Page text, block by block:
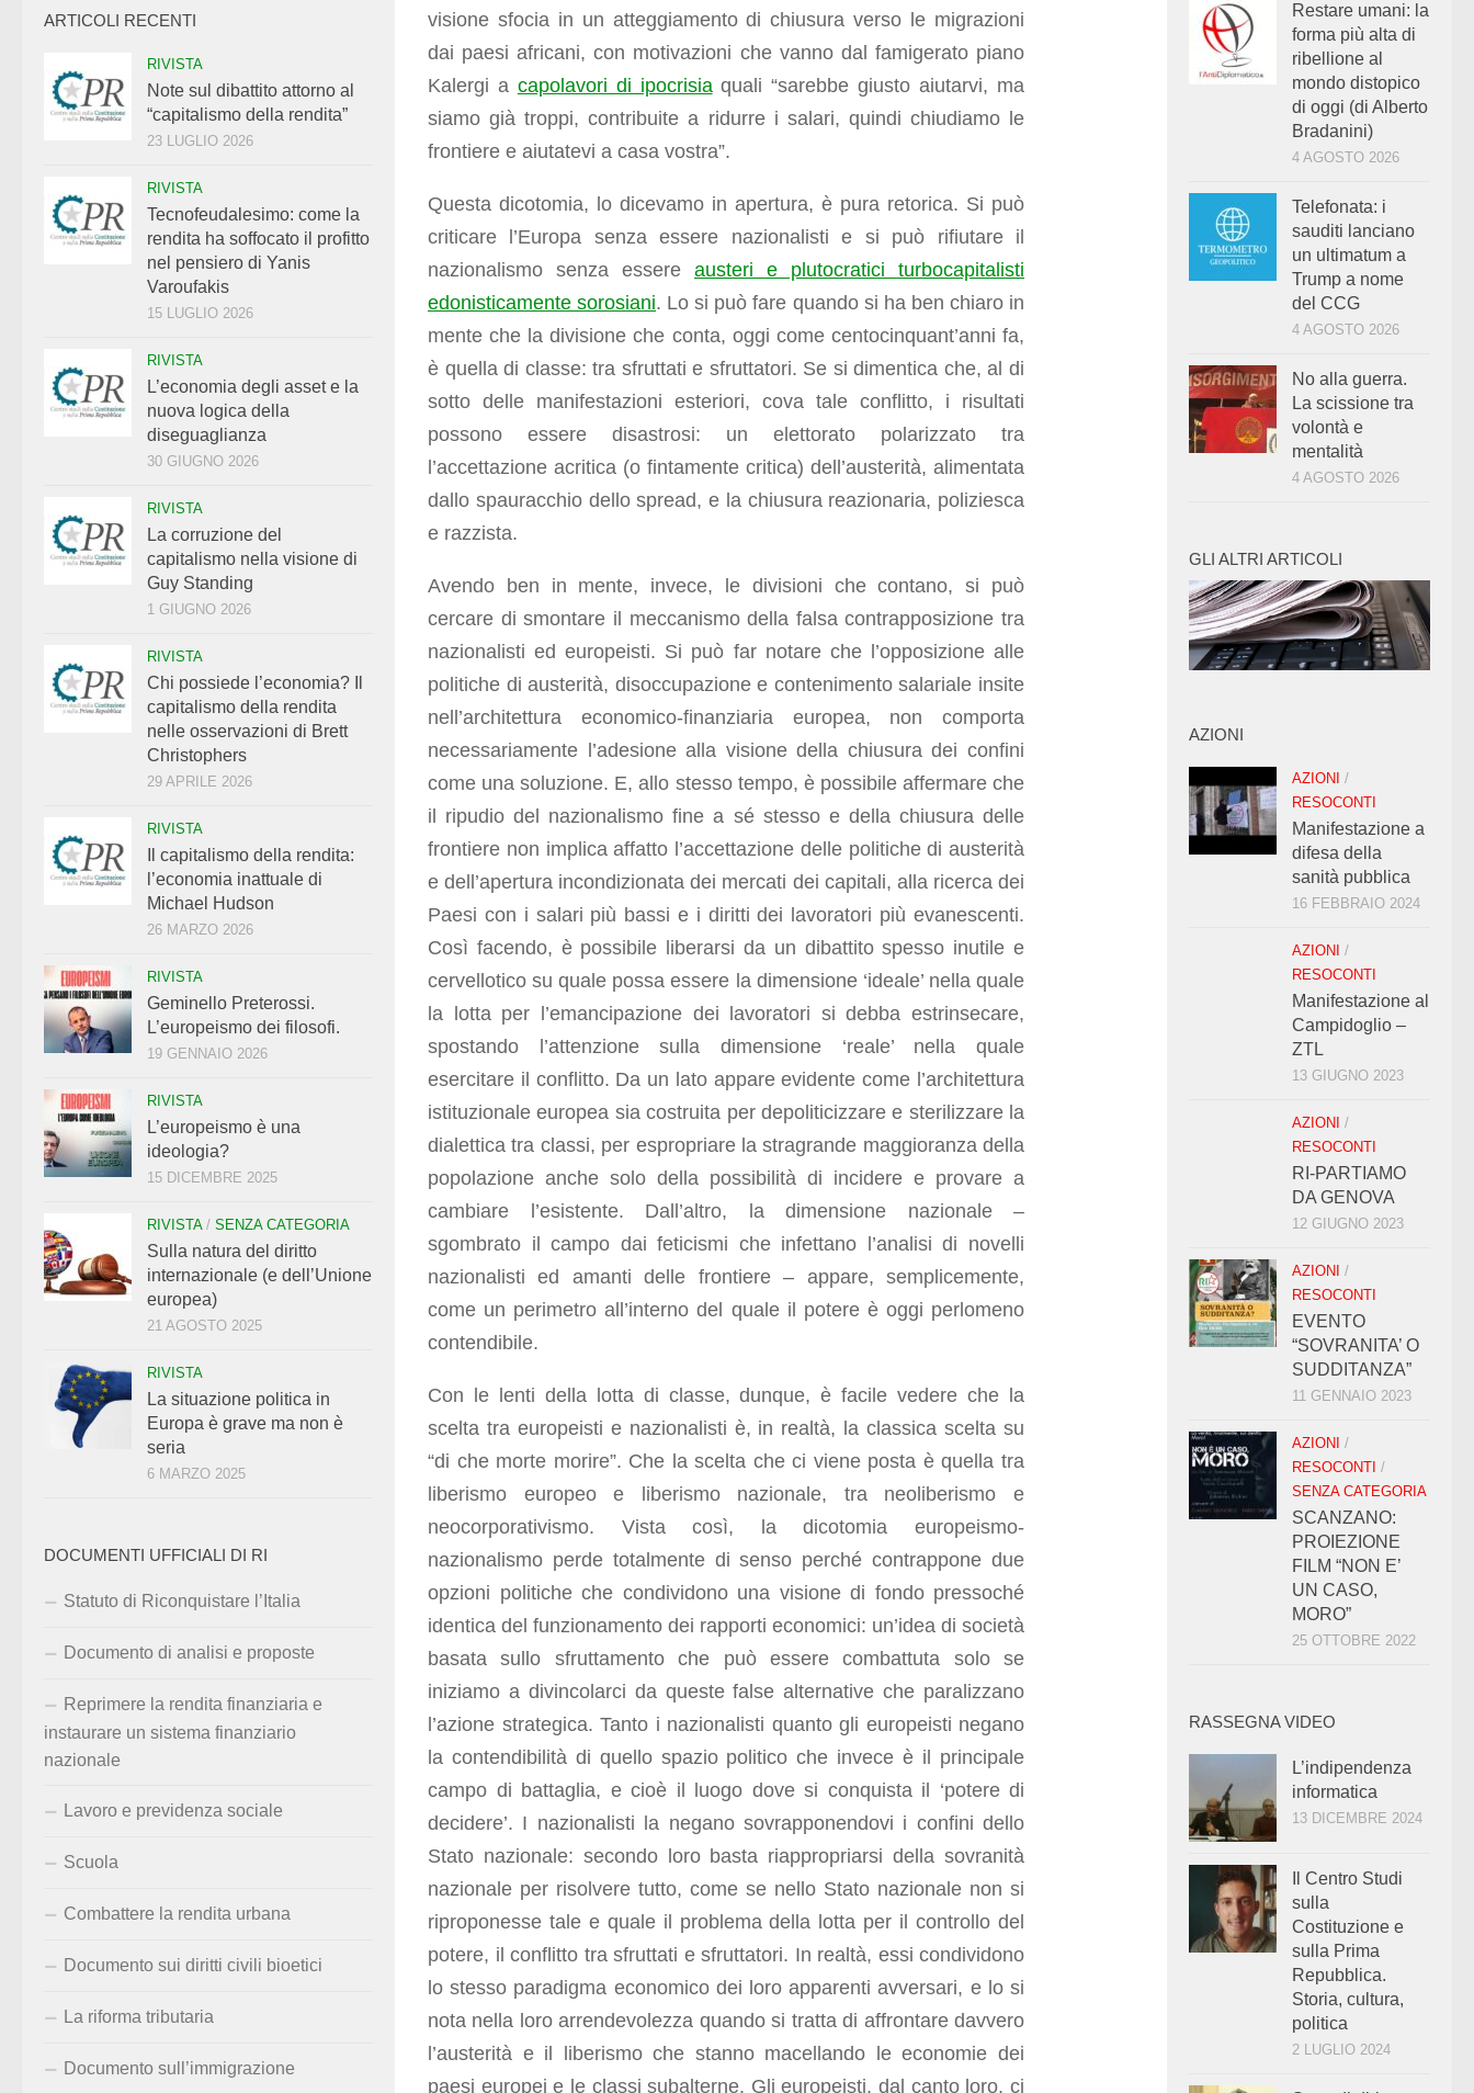
visione sfocia in un atteggiamento di chiusura verso le migrazioni
dai paesi africani, con motivazioni che vanno dal famigerato piano
Kalergi a capolavori di ipocrisiaquali “sarebbe giusto aiutarvi, ma
siamo già troppi, contribuite a ridurre i salari, quindi chiudiamo le
frontiere e aiutatevi a casa vostra”.
Questa dicotomia, lo dicevamo in apertura, è pura retorica. Si può
criticare l’Europa senza essere nazionalisti e si può rifiutare il
nazionalismo senza essere austeri e plutocratici turbocapitalisti
edonisticamente sorosiani. Lo si può fare quando si ha ben chiaro in
mente che la divisione che conta, oggi come centocinquant’anni fa,
è quella di classe: tra sfruttati e sfruttatori. Se si dimentica che, al di
sotto delle manifestazioni esteriori, cova tale conflitto, i risultati
possono essere disastrosi: un elettorato polarizzato tra
l’accettazione acritica (o fintamente critica) dell’austerità, alimentata
dallo spauracchio dello spread, e la chiusura reazionaria, poliziesca
e razzista.
Avendo ben in mente, invece, le divisioni che contano, si può
cercare di smontare il meccanismo della falsa contrapposizione tra
nazionalisti ed europeisti. Si può far notare che l’opposizione alle
politiche di austerità, disoccupazione e contenimento salariale insite
nell’architettura economico-finanziaria europea, non comporta
necessariamente l’adesione alla visione della chiusura dei confini
come una soluzione. E, allo stesso tempo, è possibile affermare che
il ripudio del nazionalismo fine a sé stesso e della chiusura delle
frontiere non implica affatto l’accettazione delle politiche di austerità
e dell’apertura incondizionata dei mercati dei capitali, alla ricerca dei
Paesi con i salari più bassi e i diritti dei lavoratori più evanescenti.
Così facendo, è possibile liberarsi da un dibattito spesso inutile e
cervellotico su quale possa essere la dimensione ‘ideale’ nella quale
la lotta per l’emancipazione dei lavoratori si debba estrinsecare,
spostando l’attenzione sulla dimensione ‘reale’ nella quale
esercitare il conflitto. Da un lato appare evidente come l’architettura
istituzionale europea sia costruita per depoliticizzare e sterilizzare la
dialettica tra classi, per espropriare la stragrande maggioranza della
popolazione anche solo della possibilità di incidere e provare a
cambiare l’esistente. Dall’altro, la dimensione nazionale –
sgombrato il campo dai feticismi che infettano l’analisi di novelli
nazionalisti ed amanti delle frontiere – appare, semplicemente,
come un perimetro all’interno del quale il potere è oggi perlomeno
contendibile.
Con le lenti della lotta di classe, dunque, è facile vedere che la
scelta tra europeisti e nazionalisti è, in realtà, la classica scelta su
“di che morte morire”. Che la scelta che ci viene posta è quella tra
liberismo europeo e liberismo nazionale, tra neoliberismo e
neocorporativismo. Vista così, la dicotomia europeismo-
nazionalismo perde totalmente di senso perché contrappone due
opzioni politiche che condividono una visione di fondo pressoché
identica del funzionamento dei rapporti economici: un’idea di società
basata sullo sfruttamento che può essere combattuta solo se
iniziamo a divincolarci da queste false alternative che paralizzano
l’azione strategica. Tanto i nazionalisti quanto gli europeisti negano
la contendibilità di quello spazio politico che invece è il principale
campo di battaglia, e cioè il luogo dove si conquista il ‘potere di
decidere’. I nazionalisti la negano sovrapponendovi i confini dello
Stato nazionale: secondo loro basta riappropriarsi della sovranità
nazionale per risolvere tutto, come se nello Stato nazionale non si
riproponesse tale e quale il problema della lotta per il controllo del
potere, il conflitto tra sfruttati e sfruttatori. In realtà, essi condividono
lo stesso paradigma economico dei loro apparenti avversari, e lo si
nota nella loro arrendevolezza quando si tratta di affrontare davvero
l’austerità e il liberismo che stanno macellando le economie dei
paesi europei e le classi subalterne. Gli europeisti, dal canto loro, ci
ARTICOLI RECENTI
RIVISTA
Note sul dibattito attorno al
“capitalismo della rendita”
23 LUGLIO 2026
RIVISTA
Tecnofeudalesimo: come la
rendita ha soffocato il profitto
nel pensiero di Yanis
Varoufakis
15 LUGLIO 2026
RIVISTA
L’economia degli asset e la
nuova logica della
diseguaglianza
30 GIUGNO 2026
RIVISTA
La corruzione del
capitalismo nella visione di
Guy Standing
1 GIUGNO 2026
RIVISTA
Chi possiede l’economia? Il
capitalismo della rendita
nelle osservazioni di Brett
Christophers
29 APRILE 2026
RIVISTA
Il capitalismo della rendita:
l’economia inattuale di
Michael Hudson
26 MARZO 2026
RIVISTA
Geminello Preterossi.
L’europeismo dei filosofi.
19 GENNAIO 2026
RIVISTA
L’europeismo è una
ideologia?
15 DICEMBRE 2025
RIVISTA/ SENZA CATEGORIA
Sulla natura del diritto
internazionale (e dell’Unione
europea)
21 AGOSTO 2025
RIVISTA
La situazione politica in
Europa è grave ma non è
seria
6 MARZO 2025
DOCUMENTI UFFICIALI DI RI
Statuto di Riconquistare l’Italia
Documento di analisi e proposte
Reprimere la rendita finanziaria e
instaurare un sistema finanziario
nazionale
Lavoro e previdenza sociale
Scuola
Combattere la rendita urbana
Documento sui diritti civili bioetici
La riforma tributaria
Documento sull’immigrazione
Restare umani: la
forma più alta di
ribellione al
mondo distopico
di oggi (di Alberto
Bradanini)
4 AGOSTO 2026
Telefonata: i
sauditi lanciano
un ultimatum a
Trump a nome
del CCG
4 AGOSTO 2026
No alla guerra.
La scissione tra
volontà e
mentalità
4 AGOSTO 2026
GLI ALTRI ARTICOLI
AZIONI
AZIONI /
RESOCONTI
Manifestazione a
difesa della
sanità pubblica
16 FEBBRAIO 2024
AZIONI /
RESOCONTI
Manifestazione al
Campidoglio –
ZTL
13 GIUGNO 2023
AZIONI /
RESOCONTI
RI-PARTIAMO
DA GENOVA
12 GIUGNO 2023
AZIONI /
RESOCONTI
EVENTO
“SOVRANITA’ O
SUDDITANZA”
11 GENNAIO 2023
AZIONI /
RESOCONTI /
SENZA CATEGORIA
SCANZANO:
PROIEZIONE
FILM “NON E’
UN CASO,
MORO”
25 OTTOBRE 2022
RASSEGNA VIDEO
L’indipendenza
informatica
13 DICEMBRE 2024
Il Centro Studi
sulla
Costituzione e
sulla Prima
Repubblica.
Storia, cultura,
politica
2 LUGLIO 2024